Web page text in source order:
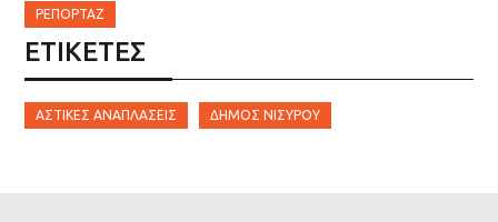
ΡΕΠΟΡΤΆΖ
ΕΤΙΚΈΤΕΣ
ΑΣΤΙΚΈΣ ΑΝΑΠΛΆΣΕΙΣ ΔΉΜΟΣ ΝΙΣΎΡΟΥ